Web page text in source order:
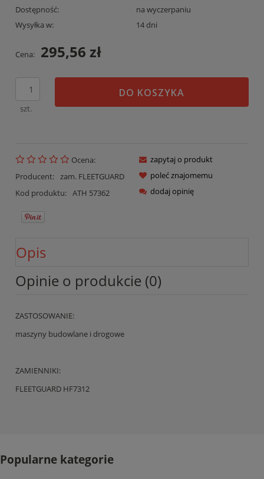
Dostępność:
na wyczerpaniu
Wysyłka w:
14 dni
Cena: 295,56 zł
szt.
DO KOSZYKA
Ocena:
Producent: zam. FLEETGUARD
Kod produktu: ATH 57362
zapytaj o produkt
poleć znajomemu
dodaj opinię
Opis
Opinie o produkcie (0)
ZASTOSOWANIE:
maszyny budowlane i drogowe
ZAMIENNIKI:
FLEETGUARD HF7312
Popularne kategorie